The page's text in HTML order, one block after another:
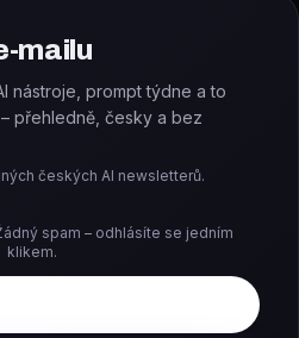
mailu
nástroje, prompt týdne a to
přehledně, česky a bez
českých AI newsletterů.
spam – odhlásíte se jedním
klikem.